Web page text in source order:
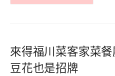
來得福川菜客家菜餐
豆花也是招牌